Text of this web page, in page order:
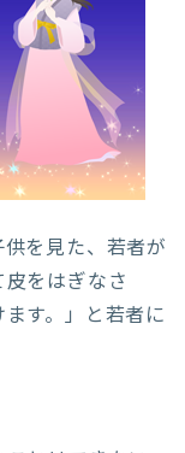
を見た、若者が
をはぎなさ
す。」と若者に